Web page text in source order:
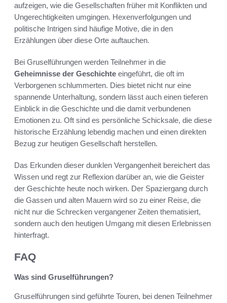
aufzeigen, wie die Gesellschaften früher mit Konflikten und
Ungerechtigkeiten umgingen. Hexenverfolgungen und
politische Intrigen sind häufige Motive, die in den
Erzählungen über diese Orte auftauchen.
Bei Gruselführungen werden Teilnehmer in die
Geheimnisse der Geschichte eingeführt, die oft im
Verborgenen schlummerten. Dies bietet nicht nur eine
spannende Unterhaltung, sondern lässt auch einen tieferen
Einblick in die Geschichte und die damit verbundenen
Emotionen zu. Oft sind es persönliche Schicksale, die diese
historische Erzählung lebendig machen und einen direkten
Bezug zur heutigen Gesellschaft herstellen.
Das Erkunden dieser dunklen Vergangenheit bereichert das
Wissen und regt zur Reflexion darüber an, wie die Geister
der Geschichte heute noch wirken. Der Spaziergang durch
die Gassen und alten Mauern wird so zu einer Reise, die
nicht nur die Schrecken vergangener Zeiten thematisiert,
sondern auch den heutigen Umgang mit diesen Erlebnissen
hinterfragt.
FAQ
Was sind Gruselführungen?
Gruselführungen sind geführte Touren, bei denen Teilnehmer